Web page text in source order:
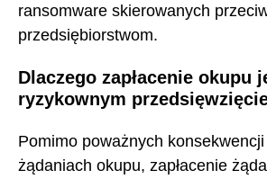
ransomware skierowanych
przedsiębiorstwom.
Dlaczego zapłacenie okupu
ryzykownym
Pomimo poważnych
żądaniach okupu, zapłacenie